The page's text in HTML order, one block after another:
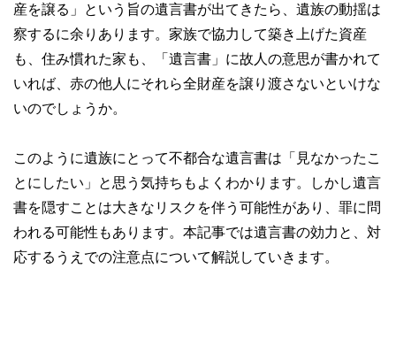
産を譲る」という旨の遺言書が出てきたら、遺族の動揺は
察するに余りあります。家族で協力して築き上げた資産
も、住み慣れた家も、「遺言書」に故人の意思が書かれて
いれば、赤の他人にそれら全財産を譲り渡さないといけな
いのでしょうか。
このように遺族にとって不都合な遺言書は「見なかったこ
とにしたい」と思う気持ちもよくわかります。しかし遺言
書を隠すことは大きなリスクを伴う可能性があり、罪に問
われる可能性もあります。本記事では遺言書の効力と、対
応するうえでの注意点について解説していきます。